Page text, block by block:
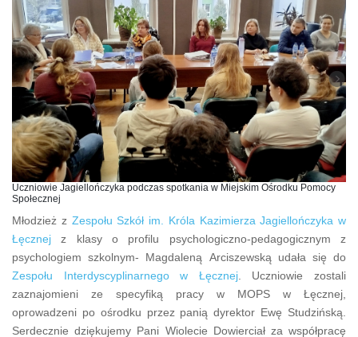
Uczniowie Jagiellończyka podczas spotkania w Miejskim Ośrodku Pomocy
Społecznej
Młodzież z Zespołu Szkół im. Króla Kazimierza Jagiellończyka w
Łęcznej z klasy o profilu psychologiczno-pedagogicznym z
psychologiem szkolnym- Magdaleną Arciszewską udała się do
Zespołu Interdyscyplinarnego w Łęcznej. Uczniowie zostali
zaznajomieni ze specyfiką pracy w MOPS w Łęcznej,
oprowadzeni po ośrodku przez panią dyrektor Ewę Studzińską.
Serdecznie dziękujemy Pani Wiolecie Dowierciał za współpracę